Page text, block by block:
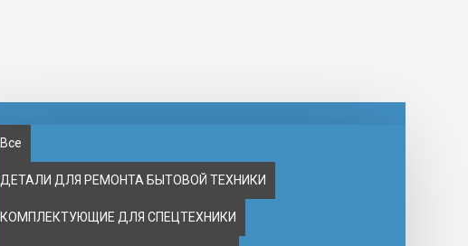
Все
ДЕТАЛИ ДЛЯ РЕМОНТА БЫТОВОЙ ТЕХНИКИ
КОМПЛЕКТУЮЩИЕ ДЛЯ СПЕЦТЕХНИКИ